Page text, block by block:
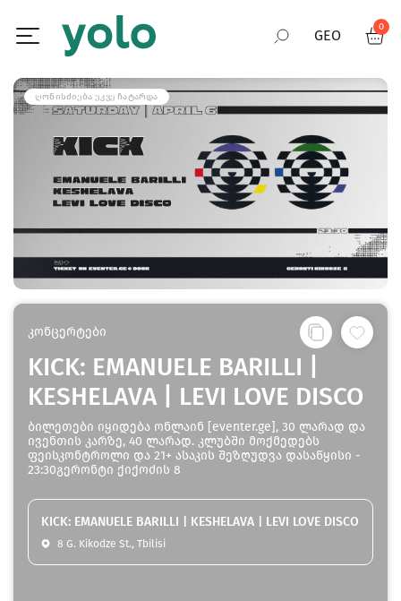
GEO
RUS
ENG
0
ᲦᲝᲜᲘᲡᲫᲘᲔᲑᲐ ᲣᲙᲕᲔ ᲩᲐᲢᲐᲠᲓᲐ
კონცერტები
KICK: EMANUELE BARILLI |
KESHELAVA | LEVI LOVE DISCO
ბილეთები იყიდება ონლაინ [eventer.ge], 30 ლარად და
ივენთის კარზე, 40 ლარად. კლუბში მოქმედებს
ფეისკონტროლი და 21+ ასაკის შეზღუდვა დასაწყისი -
23:30გერონტი ქიქოძის 8
KICK: EMANUELE BARILLI | KESHELAVA | LEVI LOVE DISCO
8 G. Kikodze St., Tbilisi